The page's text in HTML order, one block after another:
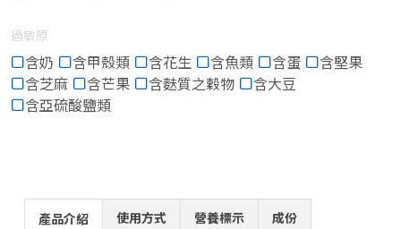
過敏原
含奶 含甲殼類 含花生 含魚類 含蛋
含堅果
含芝麻
含芒果 含麩質之穀物
含大豆
含亞硫酸鹽類
產品介紹 使用方式 營養標示 成份